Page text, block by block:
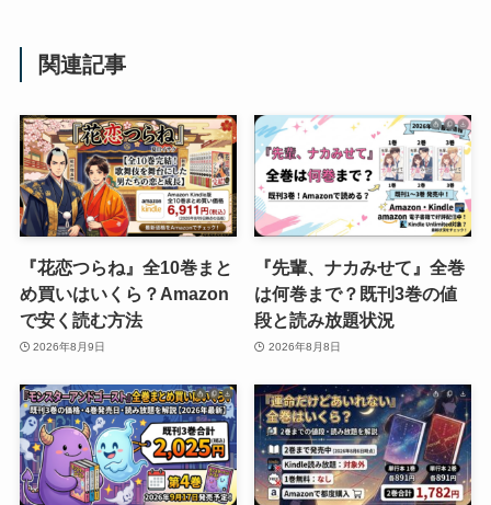
関連記事
『花恋つらね』全10巻まと
め買いはいくら？Amazon
で安く読む方法
2026年8月9日
『先輩、ナカみせて』全巻
は何巻まで？既刊3巻の値
段と読み放題状況
2026年8月8日